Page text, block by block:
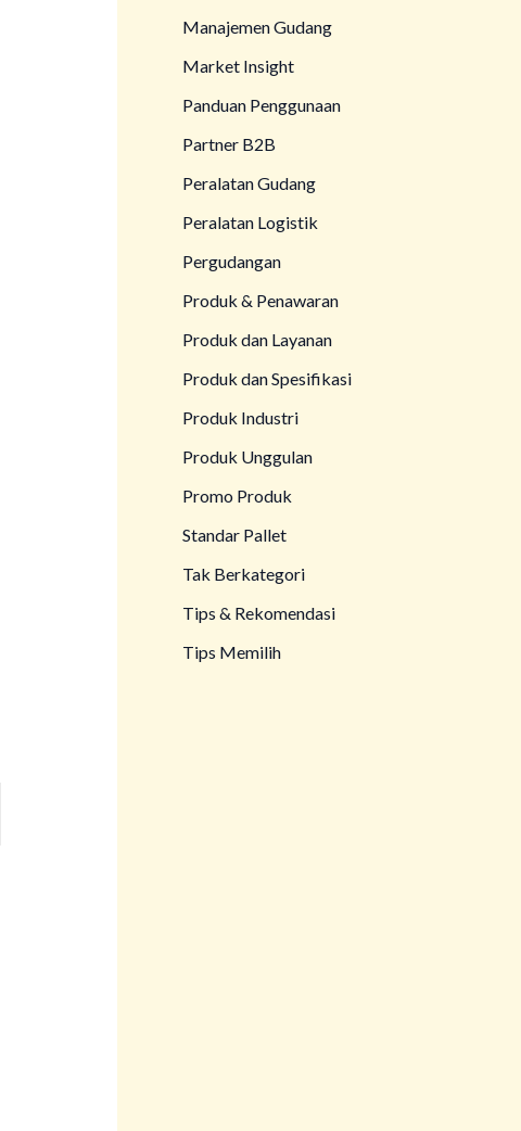
Manajemen Gudang
Market Insight
Panduan Penggunaan
Partner B2B
Peralatan Gudang
Peralatan Logistik
Pergudangan
Produk & Penawaran
Produk dan Layanan
Produk dan Spesifikasi
Produk Industri
Produk Unggulan
Promo Produk
Standar Pallet
Tak Berkategori
Tips & Rekomendasi
Tips Memilih